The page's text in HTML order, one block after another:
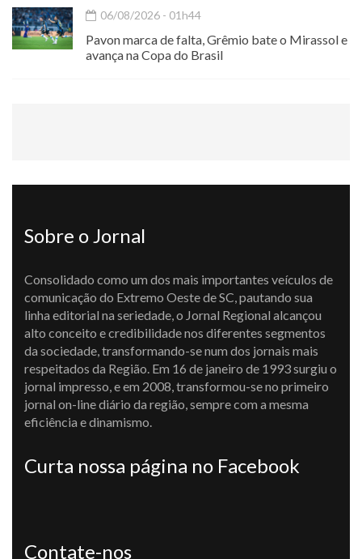
06/08/2026 - 01h44
Pavon marca de falta, Grêmio bate o Mirassol e
avança na Copa do Brasil
Sobre o Jornal
Consolidado como um dos mais importantes veículos de
comunicação do Extremo Oeste de SC, pautando sua
linha editorial na seriedade, o Jornal Regional alcançou
alto conceito e credibilidade nos diferentes segmentos
da sociedade, transformando-se num dos jornais mais
respeitados da Região. Em 16 de janeiro de 1993 surgiu o
jornal impresso, e em 2008, transformou-se no primeiro
jornal on-line diário da região, sempre com a mesma
eficiência e dinamismo.
Curta nossa página no Facebook
Contate-nos